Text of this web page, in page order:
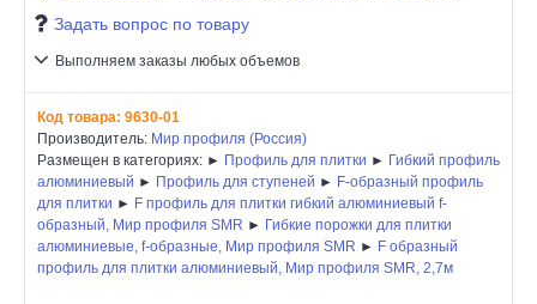
Задать вопрос по товару
Выполняем заказы любых объемов
Код товара: 9630-01
Производитель: Мир профиля (Россия)
Размещен в категориях: ► Профиль для плитки ► Гибкий профиль
алюминиевый ► Профиль для ступеней ► F-образный профиль
для плитки ► F профиль для плитки гибкий алюминиевый f-
образный, Мир профиля SMR ► Гибкие порожки для плитки
алюминиевые, f-образные, Мир профиля SMR ► F образный
профиль для плитки алюминиевый, Мир профиля SMR, 2,7м